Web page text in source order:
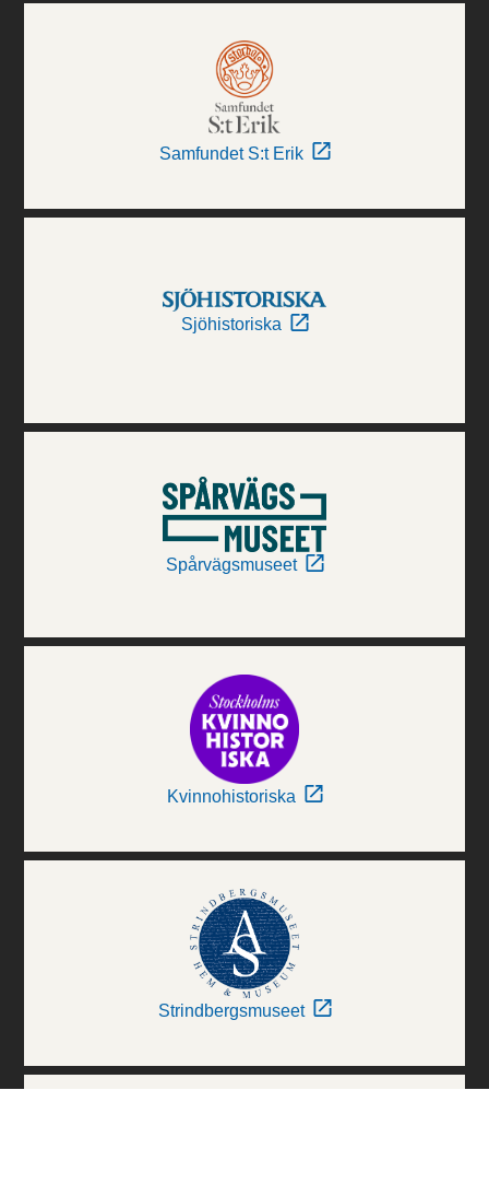
Samfundet S:t Erik
Sjöhistoriska
Spårvägsmuseet
Kvinnohistoriska
Strindbergsmuseet